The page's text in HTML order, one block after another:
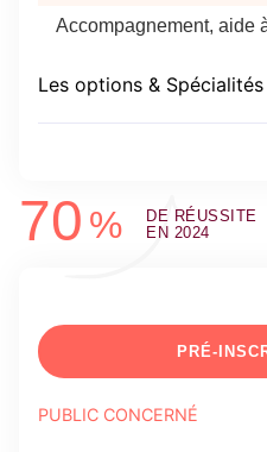
Accompagnement, aide
Les options & Spécialités
70 %
DE RÉUSSITE
EN 2024
PRÉ-
PUBLIC CONCERNÉ